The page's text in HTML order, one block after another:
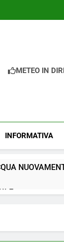
METEO IN
INFORMATIVA